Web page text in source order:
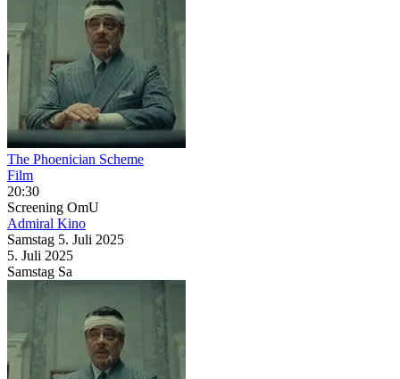
The Phoenician Scheme
Film
20:30
Screening OmU
Admiral Kino
Samstag 5. Juli 2025
5. Juli 2025
Samstag Sa